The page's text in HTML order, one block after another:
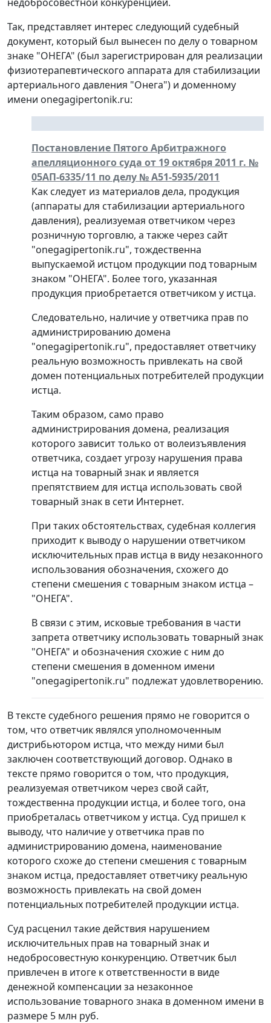
Так, представляет интерес следующий судебный
документ, который был вынесен по делу о товарном
знаке "ОНЕГА" (был зарегистрирован для реализации
физиотерапевтического аппарата для стабилизации
артериального давления "Онега") и доменному
имени onegagipertonik.ru:
Постановление Пятого Арбитражного
апелляционного суда от 19 октября 2011 г. №
05АП-6335/11 по делу № А51-5935/2011
Как следует из материалов дела, продукция
(аппараты для стабилизации артериального
давления), реализуемая ответчиком через
розничную торговлю, а также через сайт
"onegagipertonik.ru", тождественна
выпускаемой истцом продукции под товарным
знаком "ОНЕГА". Более того, указанная
продукция приобретается ответчиком у истца.
Следовательно, наличие у ответчика прав по
администрированию домена
"onegagipertonik.ru", предоставляет ответчику
реальную возможность привлекать на свой
домен потенциальных потребителей продукции
истца.
Таким образом, само право
администрирования домена, реализация
которого зависит только от волеизъявления
ответчика, создает угрозу нарушения права
истца на товарный знак и является
препятствием для истца использовать свой
товарный знак в сети Интернет.
При таких обстоятельствах, судебная коллегия
приходит к выводу о нарушении ответчиком
исключительных прав истца в виду незаконного
использования обозначения, схожего до
степени смешения с товарным знаком истца –
"ОНЕГА".
В связи с этим, исковые требования в части
запрета ответчику использовать товарный знак
"ОНЕГА" и обозначения схожие с ним до
степени смешения в доменном имени
"onegagipertonik.ru" подлежат удовлетворению.
В тексте судебного решения прямо не говорится о
том, что ответчик являлся уполномоченным
дистрибьютором истца, что между ними был
заключен соответствующий договор. Однако в
тексте прямо говорится о том, что продукция,
реализуемая ответчиком через свой сайт,
тождественна продукции истца, и более того, она
приобреталась ответчиком у истца. Суд пришел к
выводу, что наличие у ответчика прав по
администрированию домена, наименование
которого схоже до степени смешения с товарным
знаком истца, предоставляет ответчику реальную
возможность привлекать на свой домен
потенциальных потребителей продукции истца.
Суд расценил такие действия нарушением
исключительных прав на товарный знак и
недобросовестную конкуренцию. Ответчик был
привлечен в итоге к ответственности в виде
денежной компенсации за незаконное
использование товарного знака в доменном имени в
размере 5 млн руб.